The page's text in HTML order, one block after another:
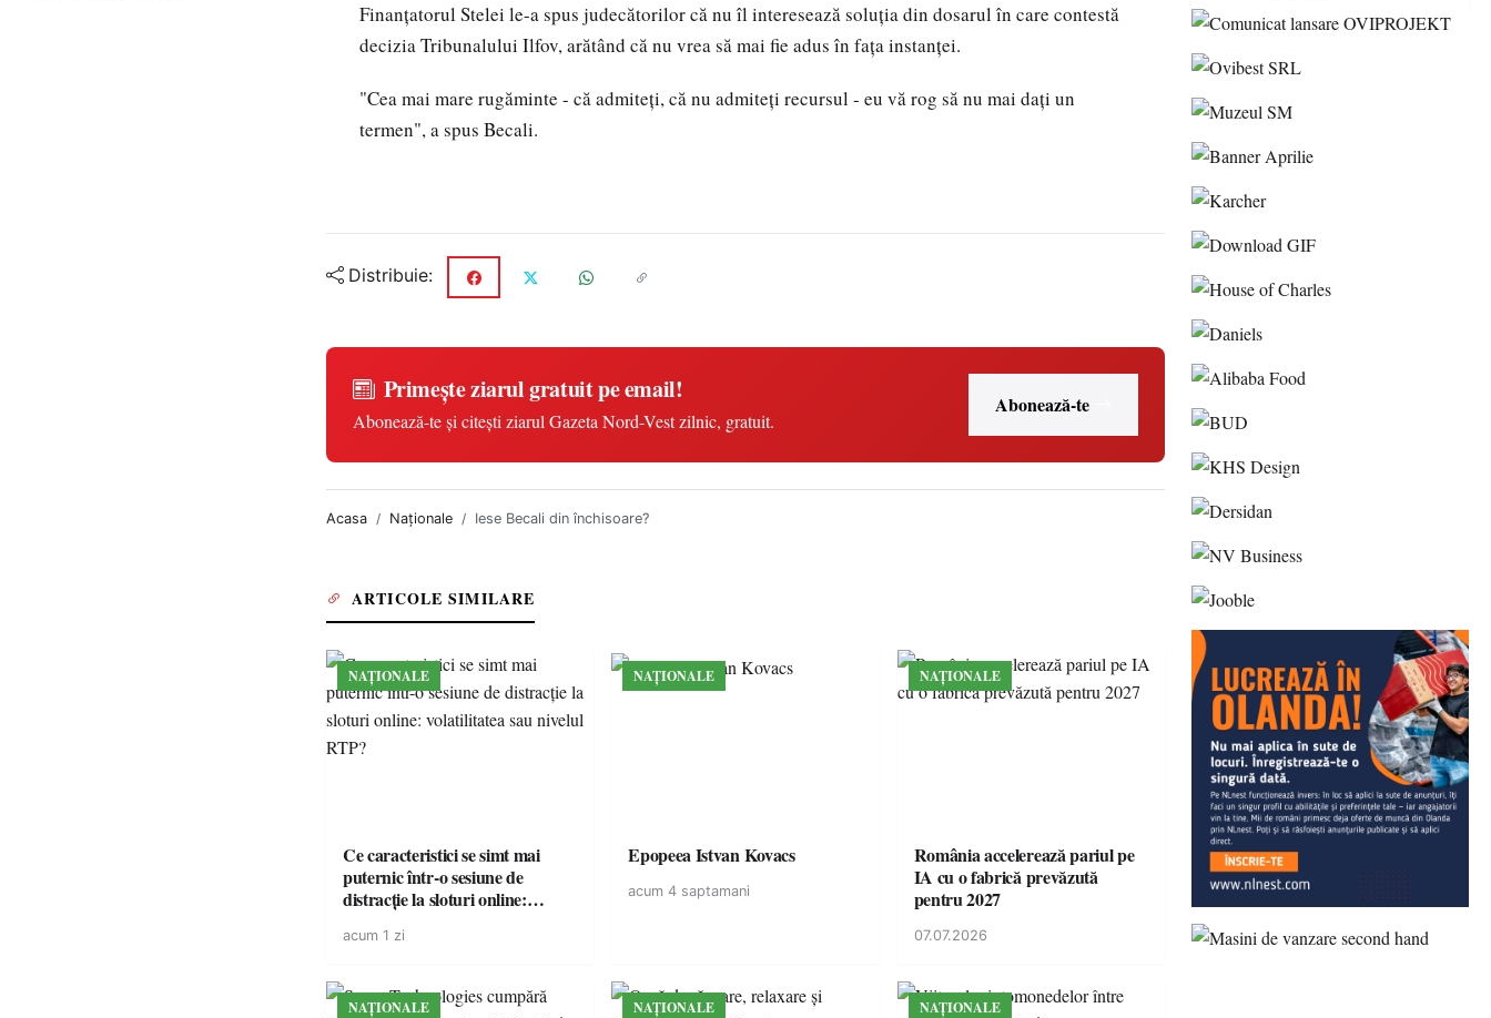
Finanţatorul Stelei le-a spus judecătorilor că nu îl interesează soluţia din dosarul în care contestă
decizia Tribunalului Ilfov, arătând că nu vrea să mai fie adus în faţa instanţei.
"Cea mai mare rugăminte - că admiteţi, că nu admiteţi recursul - eu vă rog să nu mai daţi un
termen", a spus Becali.
Distribuie:
Primește ziarul gratuit pe email!
Abonează-te și citești ziarul Gazeta Nord-Vest zilnic, gratuit.
Abonează-te
Acasa Naționale Iese Becali din închisoare?
ARTICOLE SIMILARE
NAȚIONALE
Ce caracteristici se simt mai
puternic într-o sesiune de
distracție la sloturi online:
acum 1 zi
NAȚIONALE
Epopeea Istvan Kovacs
acum 4 saptamani
NAȚIONALE
România accelerează pariul pe
IA cu o fabrică prevăzută
pentru 2027
07.07.2026
NAȚIONALE NAȚIONALE NAȚIONALE
șoferi fără permis într-o